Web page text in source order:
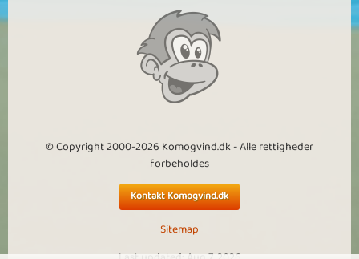
© Copyright 2000-2026 Komogvind.dk - Alle rettigheder
forbeholdes
Kontakt Komogvind.dk
Sitemap